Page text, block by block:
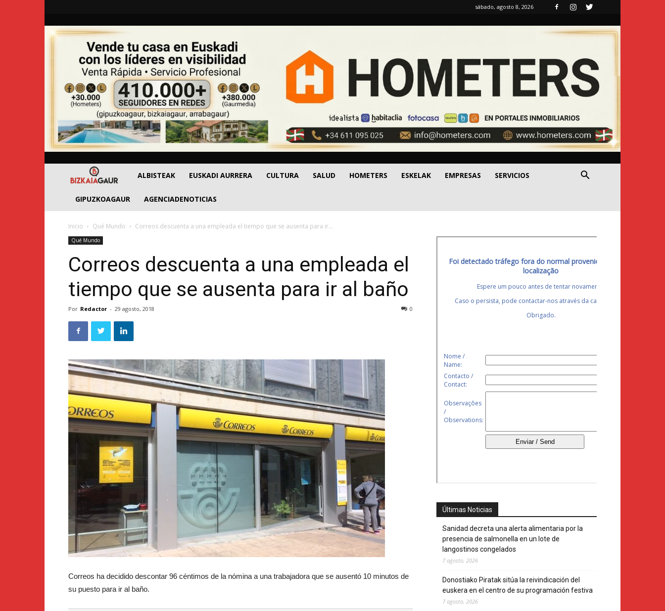
sábado, agosto 8, 2026
BizkaiaGaur
ALBISTEAK EUSKADI AURRERA CULTURA SALUD HOMETERS ESKELAK EMPRESAS SERVICIOS
GIPUZKOAGAUR AGENCIADENOTICIAS
Inicio Qué Mundo Correos descuenta a una empleada el tiempo que se ausenta para ir...
Qué Mundo
Correos descuenta a una empleada el
tiempo que se ausenta para ir al baño
Por Redactor - 29 agosto, 2018 0
Correos ha decidido descontar 96 céntimos de la nómina a una trabajadora que se ausentó 10 minutos de
su puesto para ir al baño.
Últimas Noticias
Sanidad decreta una alerta alimentaria por la
presencia de salmonella en un lote de
langostinos congelados
7 agosto, 2026
Donostiako Piratak sitúa la reivindicación del
euskera en el centro de su programación festiva
7 agosto, 2026